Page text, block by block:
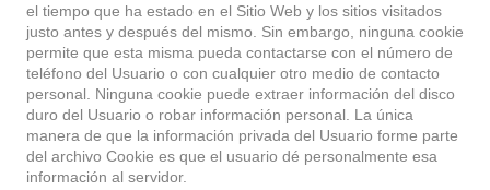
el tiempo que ha estado en el Sitio Web y los sitios visitados
justo antes y después del mismo. Sin embargo, ninguna cookie
permite que esta misma pueda contactarse con el número de
teléfono del Usuario o con cualquier otro medio de contacto
personal. Ninguna cookie puede extraer información del disco
duro del Usuario o robar información personal. La única
manera de que la información privada del Usuario forme parte
del archivo Cookie es que el usuario dé personalmente esa
información al servidor.